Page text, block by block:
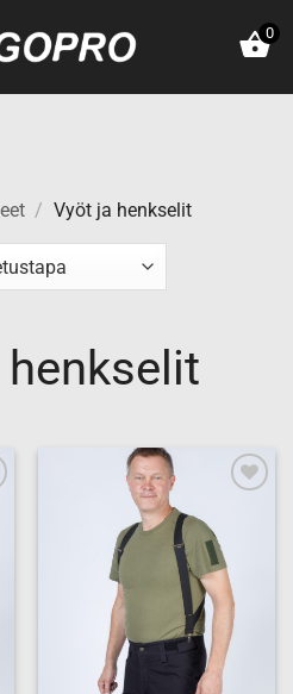
0
/ Vyöt ja henkselit